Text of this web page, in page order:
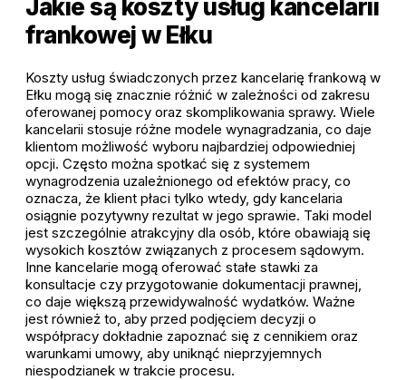
Jakie są koszty usług kancelarii
frankowej w Ełku
Koszty usług świadczonych przez kancelarię frankową w
Ełku mogą się znacznie różnić w zależności od zakresu
oferowanej pomocy oraz skomplikowania sprawy. Wiele
kancelarii stosuje różne modele wynagradzania, co daje
klientom możliwość wyboru najbardziej odpowiedniej
opcji. Często można spotkać się z systemem
wynagrodzenia uzależnionego od efektów pracy, co
oznacza, że klient płaci tylko wtedy, gdy kancelaria
osiągnie pozytywny rezultat w jego sprawie. Taki model
jest szczególnie atrakcyjny dla osób, które obawiają się
wysokich kosztów związanych z procesem sądowym.
Inne kancelarie mogą oferować stałe stawki za
konsultacje czy przygotowanie dokumentacji prawnej,
co daje większą przewidywalność wydatków. Ważne
jest również to, aby przed podjęciem decyzji o
współpracy dokładnie zapoznać się z cennikiem oraz
warunkami umowy, aby uniknąć nieprzyjemnych
niespodzianek w trakcie procesu.